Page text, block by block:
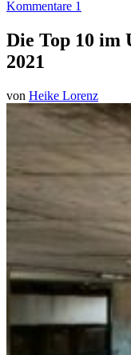
Kommentare 1
Die Top 10 im
2021
von Heike Lorenz